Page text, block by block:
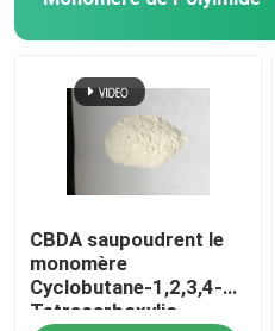
CBDA saupoudrent le
monomère
Cyclobutane-1,2,3,4-
Tetracarboxylic